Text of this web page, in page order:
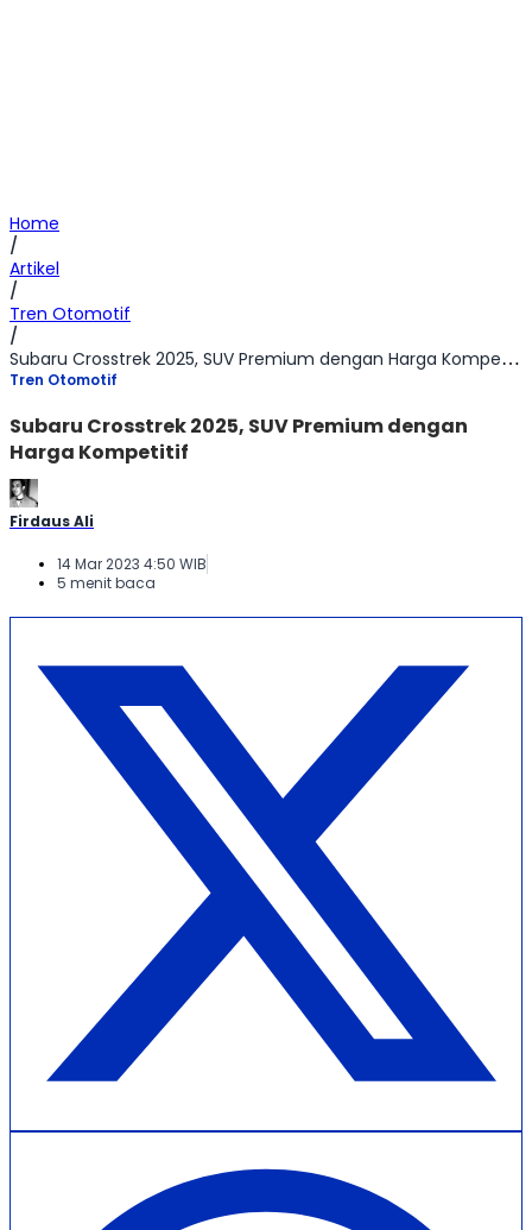
Home
/
Artikel
/
Tren Otomotif
/
Subaru Crosstrek 2025, SUV Premium dengan Harga Kompetitif
Tren Otomotif
Subaru Crosstrek 2025, SUV Premium dengan
Harga Kompetitif
Firdaus Ali
14 Mar 2023 4:50 WIB
5 menit baca